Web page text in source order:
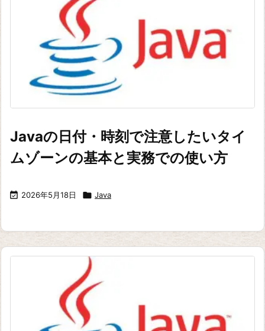
Javaの日付・時刻で注意したいタイ
ムゾーンの基本と実務での使い方
 2026年5月18日  Java